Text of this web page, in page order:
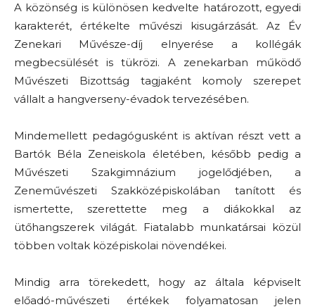
A közönség is különösen kedvelte határozott, egyedi
karakterét, értékelte művészi kisugárzását. Az Év
Zenekari Művésze-díj elnyerése a kollégák
megbecsülését is tükrözi. A zenekarban működő
Művészeti Bizottság tagjaként komoly szerepet
vállalt a hangverseny-évadok tervezésében.
Mindemellett pedagógusként is aktívan részt vett a
Bartók Béla Zeneiskola életében, később pedig a
Művészeti Szakgimnázium jogelődjében, a
Zeneművészeti Szakközépiskolában tanított és
ismertette, szerettette meg a diákokkal az
ütőhangszerek világát. Fiatalabb munkatársai közül
többen voltak középiskolai növendékei.
Mindig arra törekedett, hogy az általa képviselt
előadó-művészeti értékek folyamatosan jelen